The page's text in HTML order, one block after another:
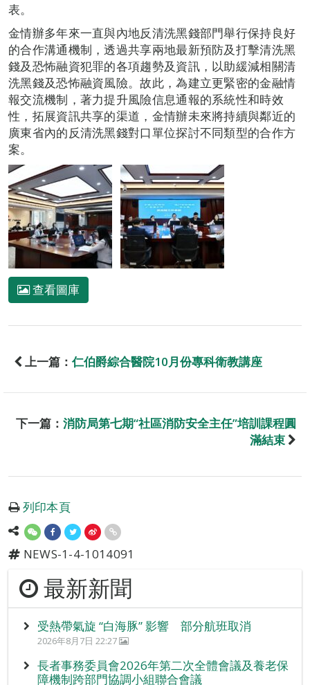
表。
金情辦多年來一直與內地反清洗黑錢部門舉行保持良好
的合作溝通機制，透過共享兩地最新預防及打擊清洗黑
錢及恐怖融資犯罪的各項趨勢及資訊，以助緩減相關清
洗黑錢及恐怖融資風險。故此，為建立更緊密的金融情
報交流機制，著力提升風險信息通報的系統性和時效
性，拓展資訊共享的渠道，金情辦未來將持續與鄰近的
廣東省內的反清洗黑錢對口單位探討不同類型的合作方
案。
查看圖庫
上一篇：仁伯爵綜合醫院10月份專科衛教講座
下一篇： 消防局第七期“社區消防安全主任”培訓課程圓
滿結束
列印本頁
NEWS-1-4-1014091
最新新聞
受熱帶氣旋 “白海豚” 影響 部分航班取消
2026年8月7日 22:27
長者事務委員會2026年第二次全體會議及養老保
障機制跨部門協調小組聯合會議